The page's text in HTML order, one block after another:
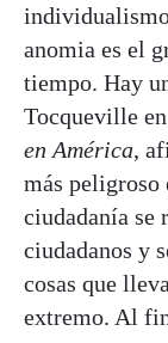
anomia es el
tiempo. Hay
Tocqueville
en América,
más peligroso
ciudadanía se
ciudadanos y
cosas que
extremo. Al